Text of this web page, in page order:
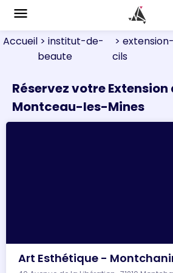
menu
Accueil > institut-de-
beaute
> extension-
cils
Réservez votre Extension
Montceau-les-Mines
Art Esthétique -